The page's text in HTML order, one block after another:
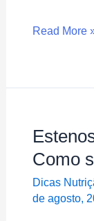
Read More
Como
Dicas
de agosto,
Estenose
Esofágica:
que